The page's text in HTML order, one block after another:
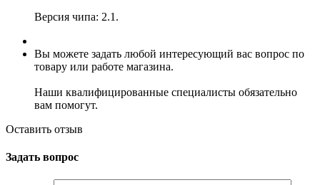
Версия чипа: 2.1.
Вы можете задать любой интересующий вас вопрос по
товару или работе магазина.
Наши квалифицированные специалисты обязательно
вам помогут.
Оставить отзыв
Задать вопрос